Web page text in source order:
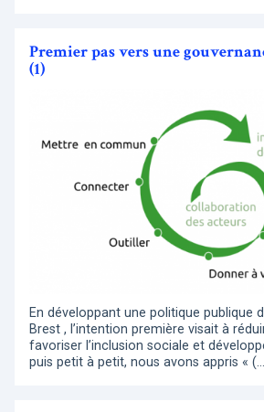
Premier pas vers une
(1)
En développant une politique publique
Brest , l’intention première visait à
favoriser l’inclusion sociale et
puis petit à petit, nous avons appris «